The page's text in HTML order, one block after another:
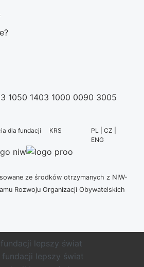
1050 1403 1000 0090 3005
KRS
PL | CZ |
ENG
ze środków otrzymanych z NIW-
Rozwoju Organizacji Obywatelskich